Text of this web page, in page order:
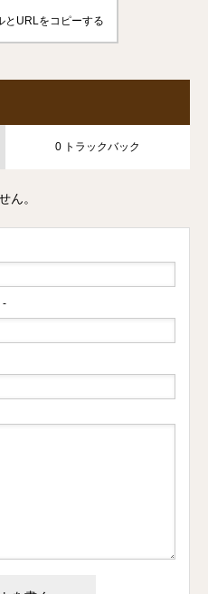
とURLをコピーする
0 トラックバック
ん。
-